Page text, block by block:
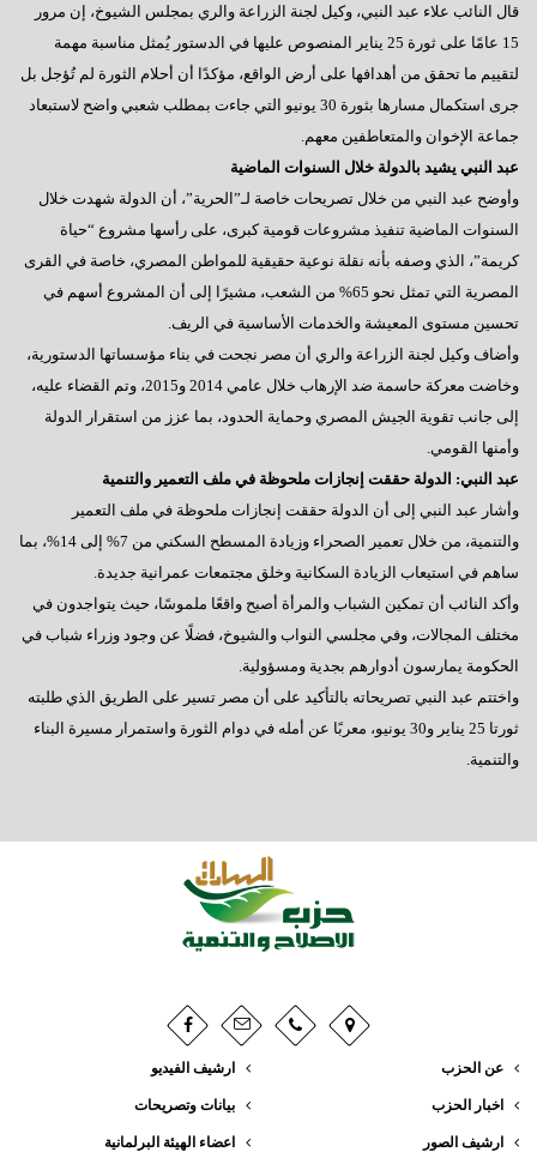
قال النائب علاء عبد النبي، وكيل لجنة الزراعة والري بمجلس الشيوخ، إن مرور
15 عامًا على ثورة 25 يناير المنصوص عليها في الدستور يُمثل مناسبة مهمة
لتقييم ما تحقق من أهدافها على أرض الواقع، مؤكدًا أن أحلام الثورة لم تُؤجل بل
جرى استكمال مسارها بثورة 30 يونيو التي جاءت بمطلب شعبي واضح لاستبعاد
جماعة الإخوان والمتعاطفين معهم.
عبد النبي يشيد بالدولة خلال السنوات الماضية
وأوضح عبد النبي من خلال تصريحات خاصة لـ”الحرية”، أن الدولة شهدت خلال
السنوات الماضية تنفيذ مشروعات قومية كبرى، على رأسها مشروع “حياة
كريمة”، الذي وصفه بأنه نقلة نوعية حقيقية للمواطن المصري، خاصة في القرى
المصرية التي تمثل نحو 65% من الشعب، مشيرًا إلى أن المشروع أسهم في
تحسين مستوى المعيشة والخدمات الأساسية في الريف.
وأضاف وكيل لجنة الزراعة والري أن مصر نجحت في بناء مؤسساتها الدستورية،
وخاضت معركة حاسمة ضد الإرهاب خلال عامي 2014 و2015، وتم القضاء عليه،
إلى جانب تقوية الجيش المصري وحماية الحدود، بما عزز من استقرار الدولة
وأمنها القومي.
عبد النبي: الدولة حققت إنجازات ملحوظة في ملف التعمير والتنمية
وأشار عبد النبي إلى أن الدولة حققت إنجازات ملحوظة في ملف التعمير
والتنمية، من خلال تعمير الصحراء وزيادة المسطح السكني من 7% إلى 14%، بما
ساهم في استيعاب الزيادة السكانية وخلق مجتمعات عمرانية جديدة.
وأكد النائب أن تمكين الشباب والمرأة أصبح واقعًا ملموسًا، حيث يتواجدون في
مختلف المجالات، وفي مجلسي النواب والشيوخ، فضلًا عن وجود وزراء شباب في
الحكومة يمارسون أدوارهم بجدية ومسؤولية.
واختتم عبد النبي تصريحاته بالتأكيد على أن مصر تسير على الطريق الذي طلبته
ثورتا 25 يناير و30 يونيو، معربًا عن أمله في دوام الثورة واستمرار مسيرة البناء
والتنمية.
عن الحزب
اخبار الحزب
ارشيف الصور
ارشيف الفيديو
بيانات وتصريحات
اعضاء الهيئة البرلمانية